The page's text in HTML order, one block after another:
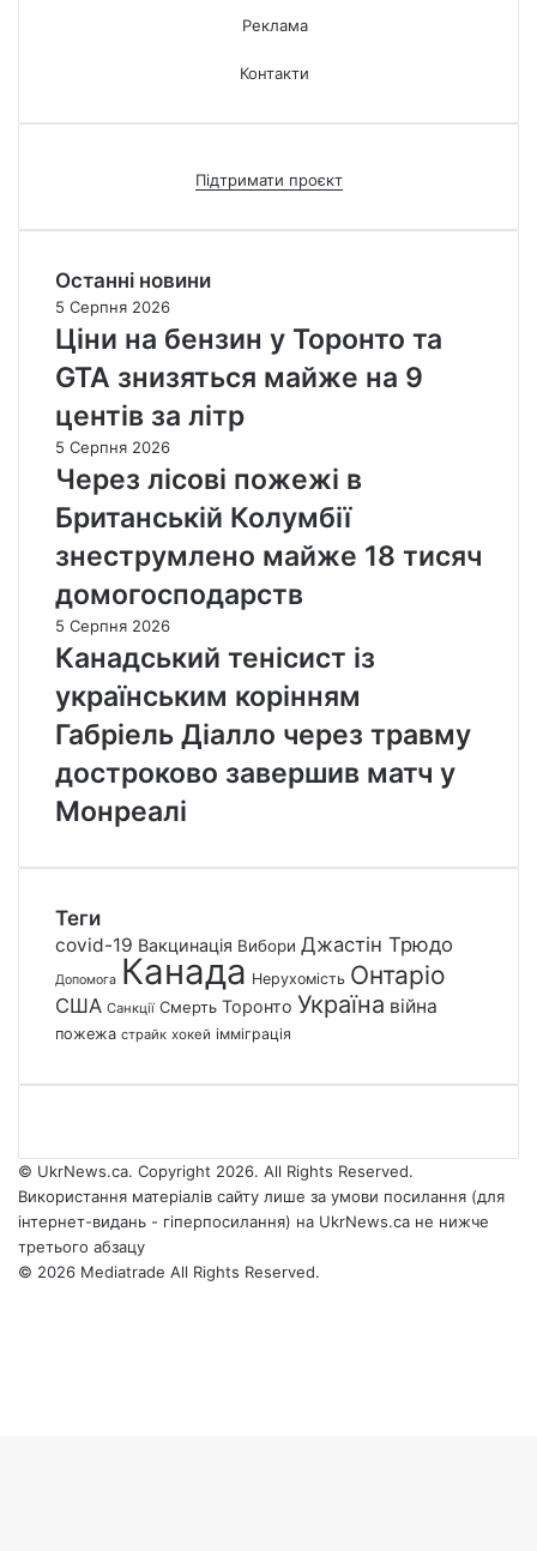
Реклама
Контакти
Підтримати проєкт
Останні новини
5 Серпня 2026
Ціни на бензин у Торонто та
GTA знизяться майже на 9
центів за літр
5 Серпня 2026
Через лісові пожежі в
Британській Колумбії
знеструмлено майже 18 тисяч
домогосподарств
5 Серпня 2026
Канадський тенісист із
українським корінням
Габріель Діалло через травму
достроково завершив матч у
Монреалі
Теги
covid-19 Вакцинація Вибори Джастін Трюдо
Допомога Канада Нерухомість Онтаріо
США Санкції Смерть Торонто Україна війна
пожежа страйк хокей імміграція
© UkrNews.ca. Copyright 2026. All Rights Reserved.
Використання матеріалів сайту лише за умови посилання (для
інтернет-видань - гіперпосилання) на UkrNews.ca не нижче
третього абзацу
© 2026 Mediatrade All Rights Reserved.